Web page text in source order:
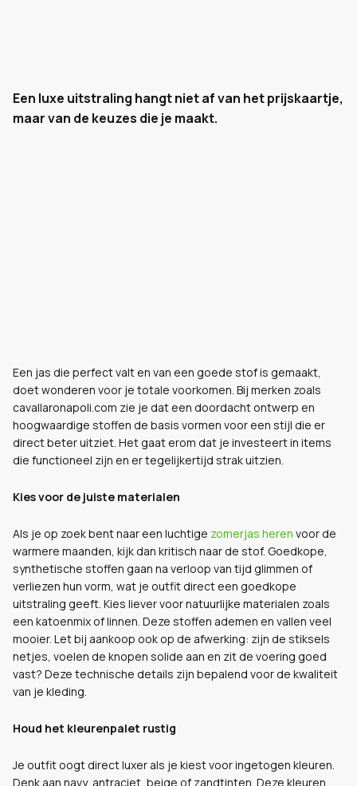
Een luxe uitstraling hangt niet af van het prijskaartje,
maar van de keuzes die je maakt.
Een jas die perfect valt en van een goede stof is gemaakt,
doet wonderen voor je totale voorkomen. Bij merken zoals
cavallaronapoli.com zie je dat een doordacht ontwerp en
hoogwaardige stoffen de basis vormen voor een stijl die er
direct beter uitziet. Het gaat erom dat je investeert in items
die functioneel zijn en er tegelijkertijd strak uitzien.
Kies voor de juiste materialen
Als je op zoek bent naar een luchtige zomerjas heren voor de
warmere maanden, kijk dan kritisch naar de stof. Goedkope,
synthetische stoffen gaan na verloop van tijd glimmen of
verliezen hun vorm, wat je outfit direct een goedkope
uitstraling geeft. Kies liever voor natuurlijke materialen zoals
een katoenmix of linnen. Deze stoffen ademen en vallen veel
mooier. Let bij aankoop ook op de afwerking: zijn de stiksels
netjes, voelen de knopen solide aan en zit de voering goed
vast? Deze technische details zijn bepalend voor de kwaliteit
van je kleding.
Houd het kleurenpalet rustig
Je outfit oogt direct luxer als je kiest voor ingetogen kleuren.
Denk aan navy, antraciet, beige of zandtinten. Deze kleuren